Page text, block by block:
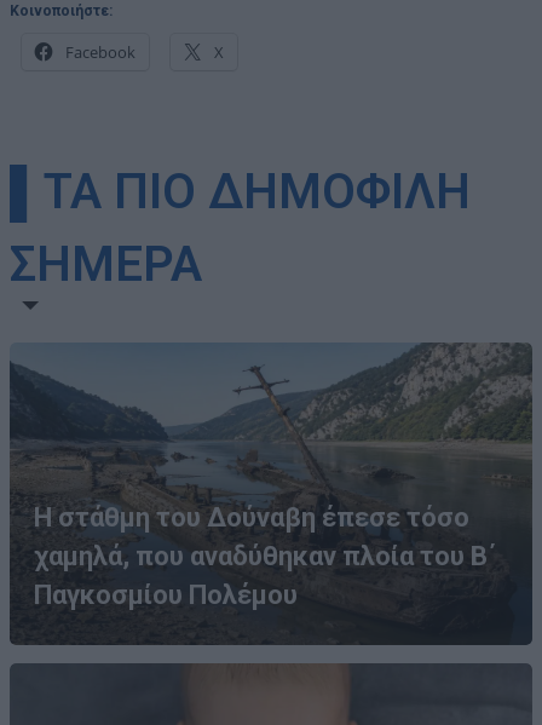
Κοινοποιήστε:
Facebook X
▌ΤΑ ΠΙΟ ΔΗΜΟΦΙΛΗ
ΣΗΜΕΡΑ
Η στάθμη του Δούναβη έπεσε τόσο
χαμηλά, που αναδύθηκαν πλοία του Β΄
Παγκοσμίου Πολέμου